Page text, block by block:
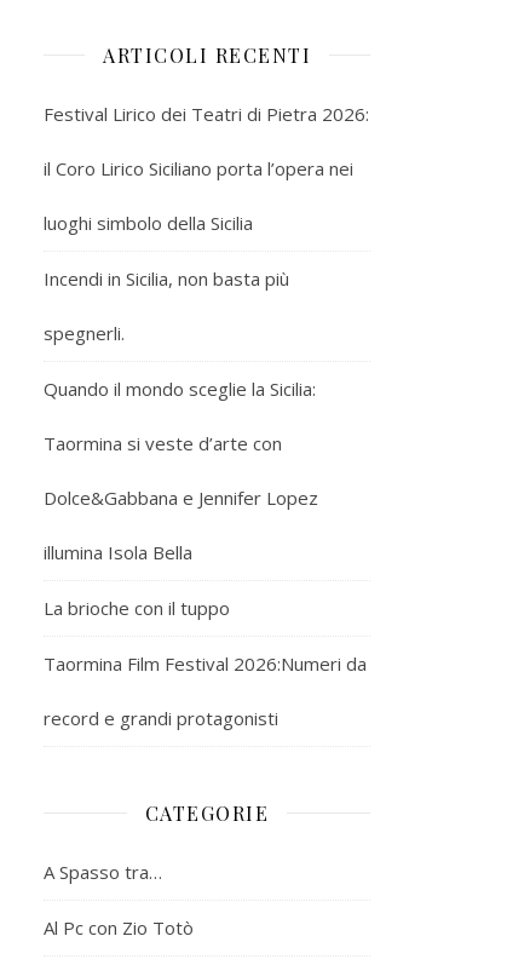
ARTICOLI RECENTI
Festival Lirico dei Teatri di Pietra 2026:
il Coro Lirico Siciliano porta l’opera nei
luoghi simbolo della Sicilia
Incendi in Sicilia, non basta più
spegnerli.
Quando il mondo sceglie la Sicilia:
Taormina si veste d’arte con
Dolce&Gabbana e Jennifer Lopez
illumina Isola Bella
La brioche con il tuppo
Taormina Film Festival 2026:Numeri da
record e grandi protagonisti
CATEGORIE
A Spasso tra…
Al Pc con Zio Totò